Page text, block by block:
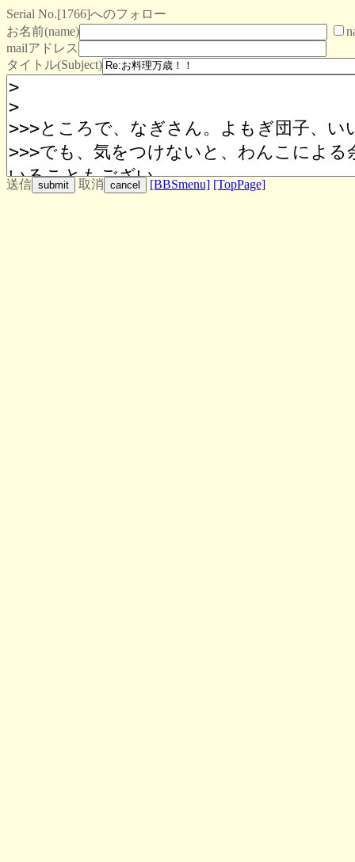
Serial No.[1766]へのフォロー
お名前(name)
mailアドレス
タイトル(Subject)
送信 取消 [BBSmenu] [TopPage]